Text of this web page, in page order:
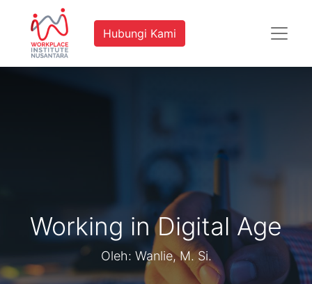
Hubungi Kami
Working in Digital Age
Oleh: Wanlie, M. Si.